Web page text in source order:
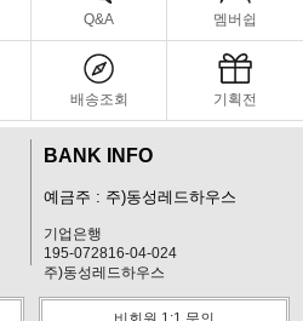
Q&A 멤버쉽
배송조회 기획전
BANK INFO
예금주 : 주)동성레드하우스
기업은행
195-072816-04-024
주)동성레드하우스